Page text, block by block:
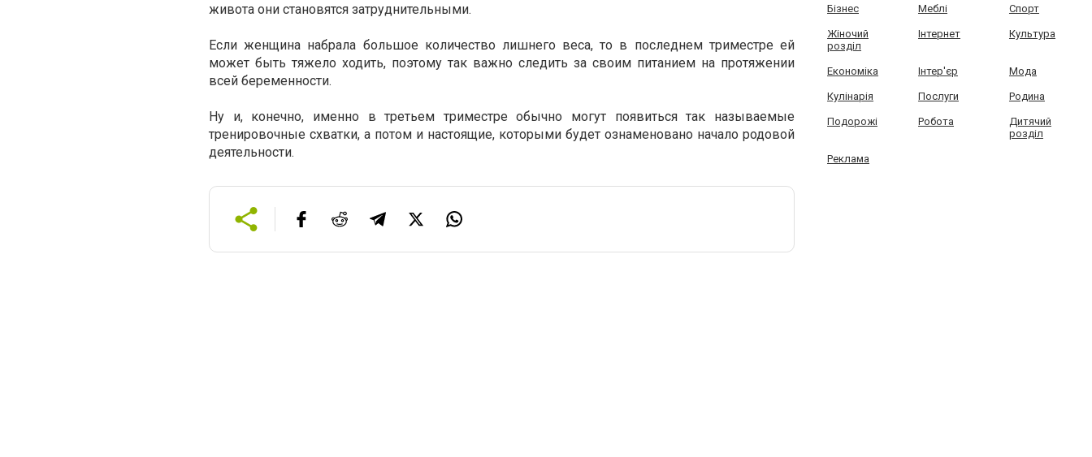
живота они становятся затруднительными.
Если женщина набрала большое количество лишнего веса, то в последнем триместре ей
может быть тяжело ходить, поэтому так важно следить за своим питанием на протяжении
всей беременности.
Ну и, конечно, именно в третьем триместре обычно могут появиться так называемые
тренировочные схватки, а потом и настоящие, которыми будет ознаменовано начало родовой
деятельности.
Бізнес Меблі Спорт
Жіночий
розділ
Інтернет Культура
Економіка Інтер'єр Мода
Кулінарія Послуги Родина
Подорожі Робота
Дитячий
розділ
Реклама